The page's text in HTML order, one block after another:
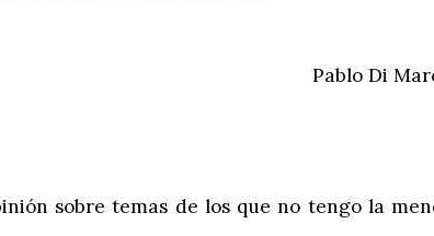
Pablo Di
sobre temas de los que no tengo la